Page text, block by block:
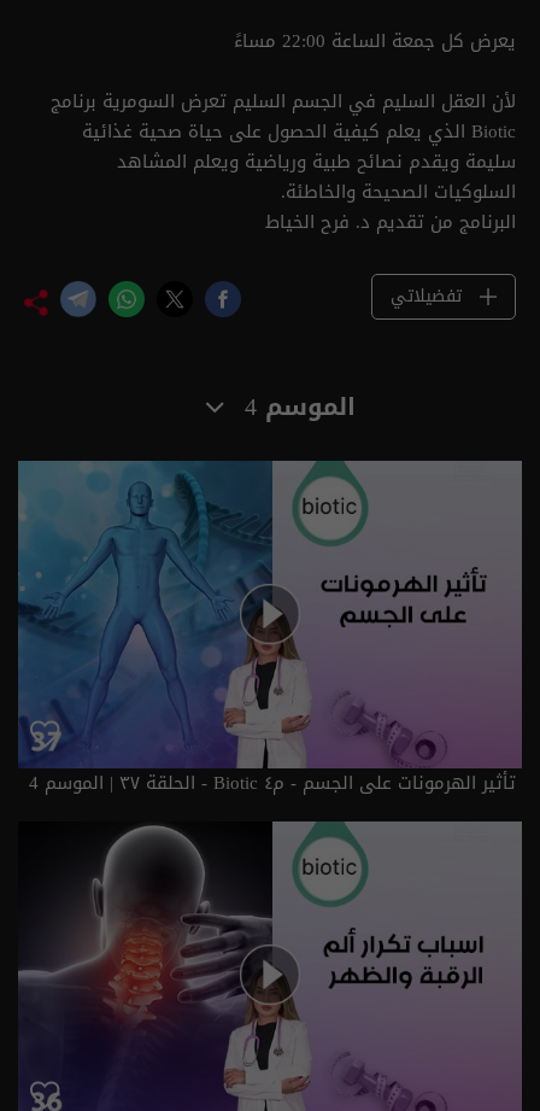
يعرض كل جمعة الساعة 22:00 مساءً
لأن العقل السليم في الجسم السليم تعرض السومرية برنامج
Biotic الذي يعلم كيفية الحصول على حياة صحية غذائية
سليمة ويقدم نصائح طبية ورياضية ويعلم المشاهد
السلوكيات الصحيحة والخاطئة.
البرنامج من تقديم د. فرح الخياط
تفضيلاتي
الموسم 4
تأثير الهرمونات على الجسم - م٤ Biotic - الحلقة ٣٧ | الموسم 4